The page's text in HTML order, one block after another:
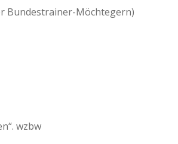
Bundestrainer-Möchtegern)
wzbw